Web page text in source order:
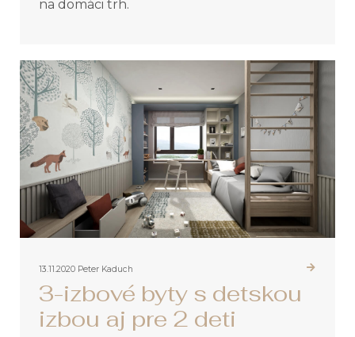
na domáci trh.
13.11.2020 Peter Kaduch
3-izbové byty s detskou
izbou aj pre 2 deti